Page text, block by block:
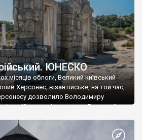
ЮНЕСКО
місяців облоги, Великий київський
Херсонес, візантійське, на той час,
дозволило Володимиру
імператору Василю ІІ, та
язичник, став Василем-християнином.
Русі. На честь Херсонесу Таврійського